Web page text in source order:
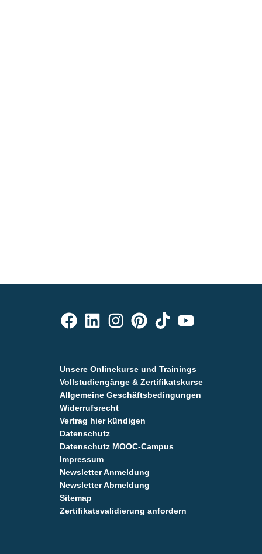
Unsere Onlinekurse und Trainings
Vollstudiengänge & Zertifikatskurse
Allgemeine Geschäftsbedingungen
Widerrufsrecht
Vertrag hier kündigen
Datenschutz
Datenschutz MOOC-Campus
Impressum
Newsletter Anmeldung
Newsletter Abmeldung
Sitemap
Zertifikatsvalidierung anfordern